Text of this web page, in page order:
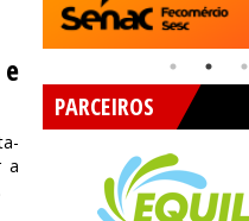
a
PARCEIROS